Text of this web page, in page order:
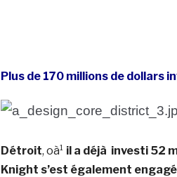
Plus de 170 millions de dollars
Détroit, oà¹ il a déjà investi 52
Knight s’est également